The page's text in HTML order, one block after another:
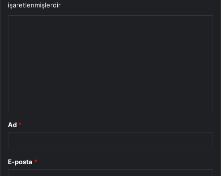
işaretlenmişlerdir
Ad *
E-posta *